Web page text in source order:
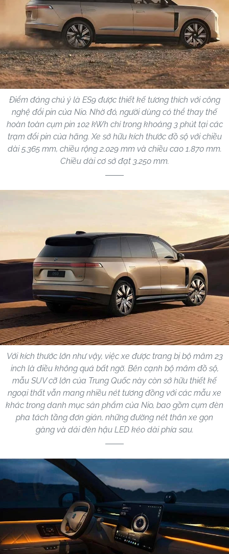
Điểm đáng chú ý là ES9 được thiết kế tương thích với công
nghệ đổi pin của Nio. Nhờ đó, người dùng có thể thay thế
hoàn toàn cụm pin 102 kWh chỉ trong khoảng 3 phút tại các
trạm đổi pin của hãng. Xe sở hữu kích thước đồ sộ với chiều
dài 5.365 mm, chiều rộng 2.029 mm và chiều cao 1.870 mm.
Chiều dài cơ sở đạt 3.250 mm.
Với kích thước lớn như vậy, việc xe được trang bị bộ mâm 23
inch là điều không quá bất ngờ. Bên cạnh bộ mâm đồ sộ,
mẫu SUV cỡ lớn của Trung Quốc này còn sở hữu thiết kế
ngoại thất vẫn mang nhiều nét tương đồng với các mẫu xe
khác trong danh mục sản phẩm của Nio, bao gồm cụm đèn
pha tách tầng đơn giản, những đường nét thân xe gọn
gàng và dải đèn hậu LED kéo dài phía sau.